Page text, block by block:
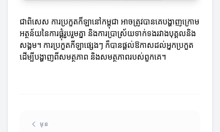
ជាពិសេស ការប្រកួតកីឡានៅកម្ពុជា អាចត្រូវបានគេបង្ហាញក្រោម
អត្ថន័យនៃការផ្គុំរួបរួមគ្នា និងការប្រាស្រ័យទាក់ទងរវាងបុគ្គលនិង
សង្គម។ ការប្រកួតកីឡាផ្សេងៗ ក៏បានផ្តល់ឱកាសដល់អ្នកប្រកួត
ដើម្បីបង្ហាញពីសមត្ថភាព និងសមត្ថភាពរបស់ពួកគេ។
មុន